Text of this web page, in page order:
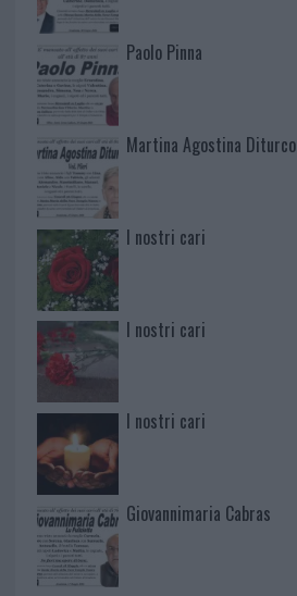
Paolo Pinna
Martina Agostina Diturco
I nostri cari
I nostri cari
I nostri cari
Giovannimaria Cabras